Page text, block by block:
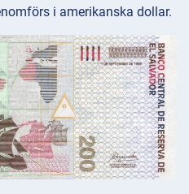
i amerikanska dollar.